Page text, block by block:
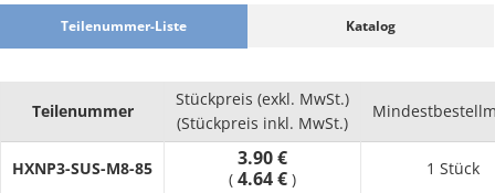
dieses Modell von SUNCO doch einmal genauer an. Es handelt
sich um ein metrisches Regelgewinde in den Größen 6 - 100
Ausführungen: Beschichtung aus rostfreiem Stahl, Verkupfert,
Lafre, Schraubensicherungsklebstoff aufgetragen, Schwarz
Lackiert. Die Form Sechskant ist für den Antrieb vorhanden. Die
Kombischrauben in unserem Onlineshop sind in
verschiedenen Materialien wählbar. In der übergeordneten
Teilenummer-Liste Katalog
Teilenummer
Stückpreis (exkl. MwSt.)
(Stückpreis inkl. MwSt.)
HXNP3-SUS-M8-85 3.90 €
( 4.64 € )
1 Stück